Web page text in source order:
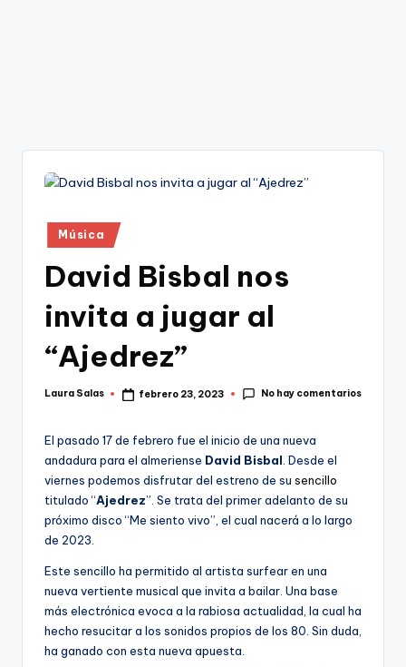
Publicado
en
Música
David Bisbal nos
invita a jugar al
“Ajedrez”
Publicado
Laura Salas febrero 23, 2023 No hay comentarios
El pasado 17 de febrero fue el inicio de una nueva
andadura para el almeriense David Bisbal . Desde el
viernes podemos disfrutar del estreno de su sencillo
titulado “Ajedrez”. Se trata del primer adelanto de su
próximo disco “Me siento vivo”, el cual nacerá a lo largo
de 2023.
Este sencillo ha permitido al artista surfear en una
nueva vertiente musical que invita a bailar. Una base
más electrónica evoca a la rabiosa actualidad, la cual ha
hecho resucitar a los sonidos propios de los 80. Sin duda,
ha ganado con esta nueva apuesta.